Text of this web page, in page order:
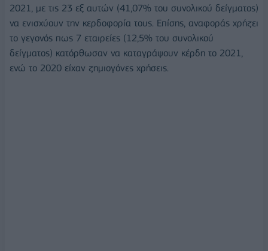
2021, με τις 23 εξ αυτών (41,07% του συνολικού δείγματος)
να ενισχύουν την κερδοφορία τους. Επίσης, αναφοράς χρήζει
το γεγονός πως 7 εταιρείες (12,5% του συνολικού
δείγματος) κατόρθωσαν να καταγράψουν κέρδη το 2021,
ενώ το 2020 είχαν ζημιογόνες χρήσεις.